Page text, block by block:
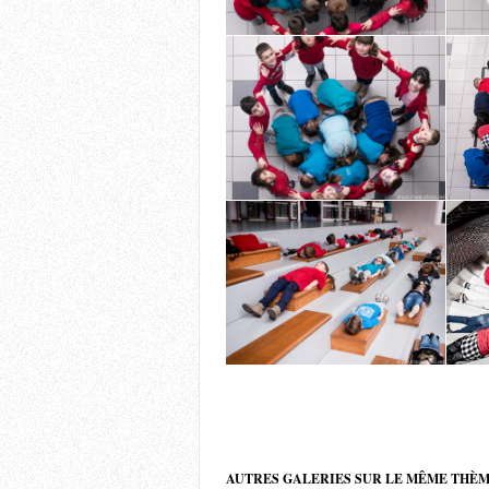
AUTRES GALERIES SUR LE MÊME